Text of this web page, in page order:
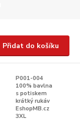
Přidat do košíku
P001-004
100% bavlna
s potiskem
krátký rukáv
EshopMB.cz
3XL